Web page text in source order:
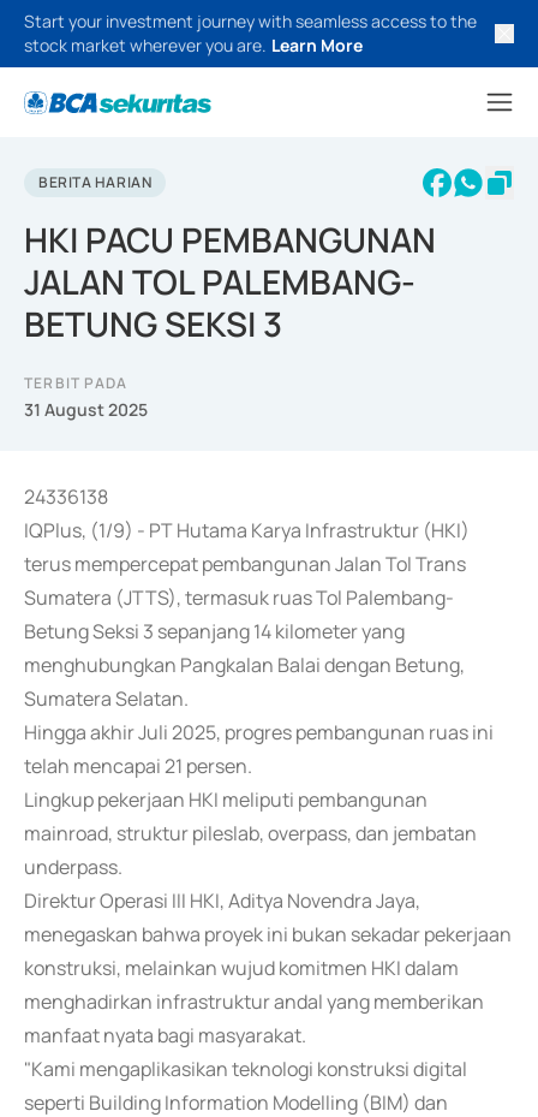
Start your investment journey with seamless access to the
stock market wherever you are. Learn More
BERITA HARIAN
HKI PACU PEMBANGUNAN
JALAN TOL PALEMBANG-
BETUNG SEKSI 3
TERBIT PADA
31 August 2025
24336138
IQPlus, (1/9) - PT Hutama Karya Infrastruktur (HKI)
terus mempercepat pembangunan Jalan Tol Trans
Sumatera (JTTS), termasuk ruas Tol Palembang-
Betung Seksi 3 sepanjang 14 kilometer yang
menghubungkan Pangkalan Balai dengan Betung,
Sumatera Selatan.
Hingga akhir Juli 2025, progres pembangunan ruas ini
telah mencapai 21 persen.
Lingkup pekerjaan HKI meliputi pembangunan
mainroad, struktur pileslab, overpass, dan jembatan
underpass.
Direktur Operasi III HKI, Aditya Novendra Jaya,
menegaskan bahwa proyek ini bukan sekadar pekerjaan
konstruksi, melainkan wujud komitmen HKI dalam
menghadirkan infrastruktur andal yang memberikan
manfaat nyata bagi masyarakat.
"Kami mengaplikasikan teknologi konstruksi digital
seperti Building Information Modelling (BIM) dan